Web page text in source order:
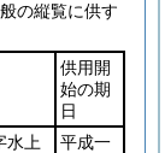
の縦覧に供す
供用開
始の期
日
水上
平成一